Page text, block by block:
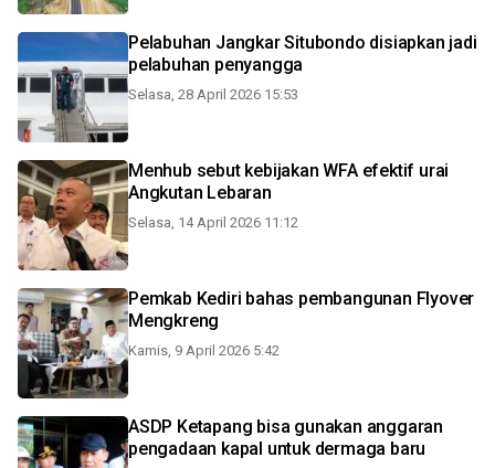
Pelabuhan Jangkar Situbondo disiapkan jadi
pelabuhan penyangga
Selasa, 28 April 2026 15:53
Menhub sebut kebijakan WFA efektif urai
Angkutan Lebaran
Selasa, 14 April 2026 11:12
Pemkab Kediri bahas pembangunan Flyover
Mengkreng
Kamis, 9 April 2026 5:42
ASDP Ketapang bisa gunakan anggaran
pengadaan kapal untuk dermaga baru